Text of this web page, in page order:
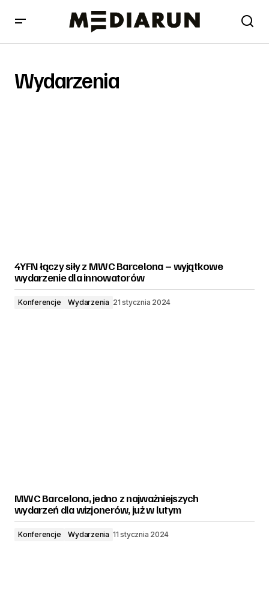
Wydarzenia
4YFN łączy siły z MWC Barcelona – wyjątkowe
wydarzenie dla innowatorów
Konferencje Wydarzenia 21 stycznia 2024
MWC Barcelona, jedno z najważniejszych
wydarzeń dla wizjonerów, już w lutym
Konferencje Wydarzenia 11 stycznia 2024